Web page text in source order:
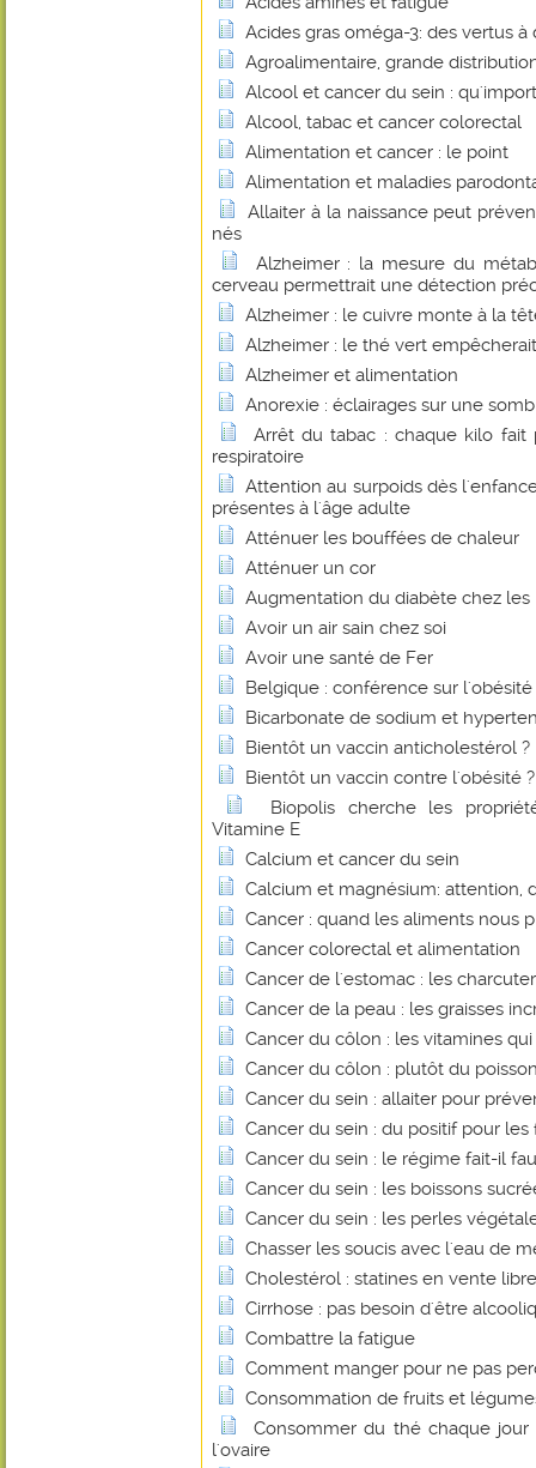
Acides gras oméga-3: des vertus à
Agroalimentaire, grande
Alcool et cancer du sein :
Alcool, tabac et cancer colorectal
Alimentation et cancer : le point
Alimentation et maladies
Allaiter à la naissance peut
nés
Alzheimer : la mesure du
cerveau permettrait une détection
Alzheimer : le cuivre monte à la
Alzheimer : le thé vert
Alzheimer et alimentation
Anorexie : éclairages sur une
Arrêt du tabac : chaque kilo
respiratoire
Attention au surpoids dès
présentes à l'âge adulte
Atténuer les bouffées de chaleur
Atténuer un cor
Augmentation du diabète chez les
Avoir un air sain chez soi
Avoir une santé de Fer
Belgique : conférence sur l'obésité
Bicarbonate de sodium et
Bientôt un vaccin anticholestérol ?
Bientôt un vaccin contre l'obésité ?
Biopolis cherche les
Vitamine E
Calcium et cancer du sein
Calcium et magnésium: attention,
Cancer : quand les aliments nous
Cancer colorectal et alimentation
Cancer de l'estomac : les
Cancer de la peau : les graisses
Cancer du côlon : les vitamines
Cancer du côlon : plutôt du
Cancer du sein : allaiter pour
Cancer du sein : du positif pour
Cancer du sein : le régime fait-il
Cancer du sein : les boissons
Cancer du sein : les perles
Chasser les soucis avec l'eau de
Cholestérol : statines en vente
Cirrhose : pas besoin d'être
Combattre la fatigue
Comment manger pour ne pas
Consommation de fruits et
Consommer du thé chaque
l'ovaire